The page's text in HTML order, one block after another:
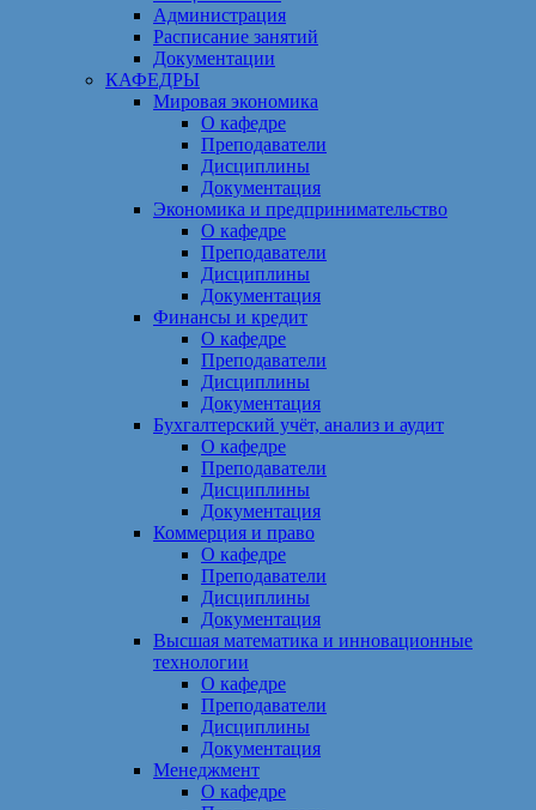
Администрация
Расписание занятий
Документации
КАФЕДРЫ
Мировая экономика
О кафедре
Преподаватели
Дисциплины
Документация
Экономика и предпринимательство
О кафедре
Преподаватели
Дисциплины
Документация
Финансы и кредит
О кафедре
Преподаватели
Дисциплины
Документация
Бухгалтерский учёт, анализ и аудит
О кафедре
Преподаватели
Дисциплины
Документация
Коммерция и право
О кафедре
Преподаватели
Дисциплины
Документация
Высшая математика и инновационные
технологии
О кафедре
Преподаватели
Дисциплины
Документация
Менеджмент
О кафедре